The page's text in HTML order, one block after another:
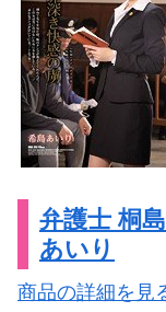
弁護士 桐
あいり
商品の詳細を見